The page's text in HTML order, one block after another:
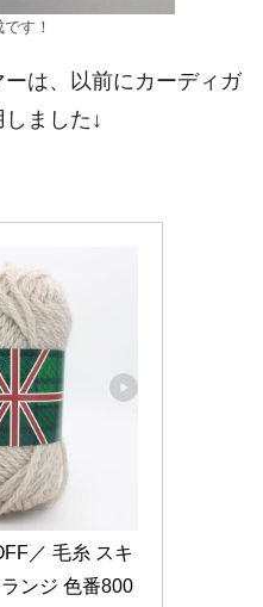
す！
は、以前にカーディガ
ました↓
／ 毛糸 スキ
ンジ 色番800